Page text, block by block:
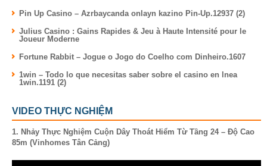
Pin Up Casino – Azrbaycanda onlayn kazino Pin-Up.12937 (2)
Julius Casino : Gains Rapides & Jeu à Haute Intensité pour le
Joueur Moderne
Fortune Rabbit – Jogue o Jogo do Coelho com Dinheiro.1607
1win – Todo lo que necesitas saber sobre el casino en lnea
1win.1191 (2)
VIDEO THỰC NGHIỆM
1. Nhảy Thực Nghiệm Cuộn Dây Thoát Hiểm Từ Tầng 24 – Độ Cao
85m (Vinhomes Tân Cảng)